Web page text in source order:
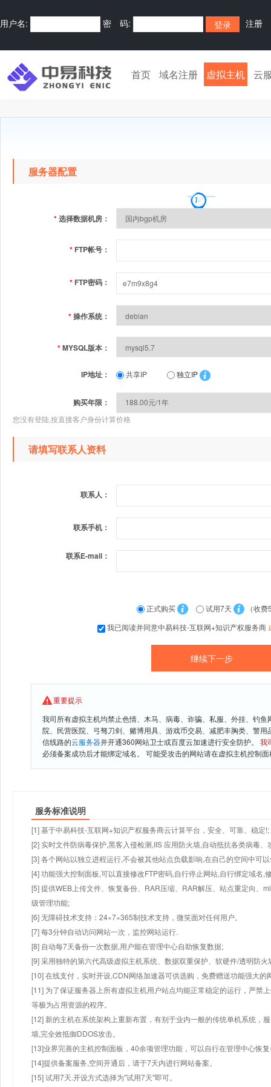
用户名: 密 码: 注册
首页 域名注册 虚拟主机 云
服务器配置
*选择数据机房：
* FTP帐号：
* FTP密码：
*操作系统：
*MYSQL版本：
IP地址： 共享IP 独立IP
购买年限：
您没有登陆,按直接客户身份计算价格
请填写联系人资料
联系人：
联系手机：
联系E-mail：
正式购买 试用7天
（收费
我已阅读并同意中易科技-互联网+知识产权服务商
重要提示
我司所有虚拟主机均禁止色情、木马、病毒、诈骗、私服、外挂、钓
院、民营医院、弓驽刀剑、赌博用具、游戏币交易、减肥丰胸类、警
信线路的云服务器并开通360网站卫士或百度云加速进行安全防护。 我
必须备案成功后才能绑定域名。 可能受攻击的网站请在虚拟主机控制
服务标准说明
[1] 基于中易科技-互联网+知识产权服务商云计算平台，安全、可靠、稳定!;
[2] 实时文件防病毒保护,黑客入侵检测,IIS 应用防火墙,自动抵抗各类病毒、
[3] 各个网站以独立进程运行,不会被其他站点负载影响,在自己的空间中可
[4] 功能强大控制面板,可以直接修改FTP密码,自行停止网站,自行绑定域名,
[5] 提供WEB上传文件、恢复备份、RAR压缩、RAR解压、站点重定向、
级管理功能;
[6] 无障碍技术支持：24×7×365制技术支持，微笑面对任何用户。
[7] 每3分钟自动访问网站一次，监控网站运行.
[8] 自动每7天备份一次数据,用户能在管理中心自助恢复数据;
[9] 采用独特的第六代高级虚拟主机系统、数据双重保护、软硬件/透明防火
[10] 在线支付，实时开设,CDN网络加速器可供选购，免费赠送功能强大
[11] 为了保证服务器上所有虚拟主机用户站点均能正常稳定的运行，严禁
等极为占用资源的程序。
[12] 新的主机在系统架构上重新布置，有别于业内一般的传统单机系统，
墙,完全效抵御DDOS攻击。
[13]业界完善的主机控制面板，40余项管理功能，可以自行在管理中心恢
[14]提供备案服务,空间开通后，请于7天内进行网站备案。
[15] 试用7天.开设方式选择为"试用7天"即可。